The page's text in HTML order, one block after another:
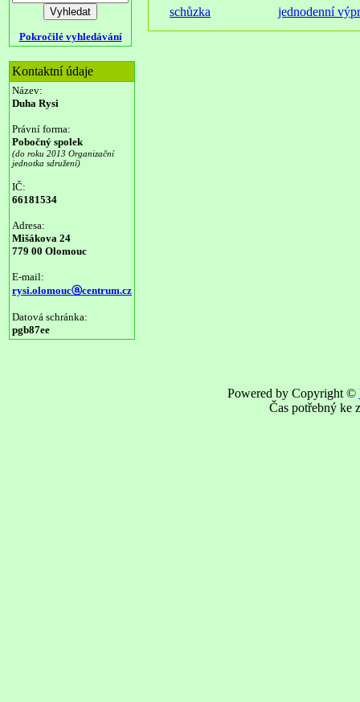
Pokročilé vyhledávání
Kontaktní údaje
Název:
Duha Rysi
Právní forma:
Pobočný spolek
(do roku 2013 Organizační
jednotka sdružení)
IČ:
66181534
Adresa:
Mišákova 24
779 00 Olomouc
E-mail:
rysi.olomoucⓐcentrum.cz
Datová schránka:
pgb87ee
schůzka jednodenní
Powered by Copyright ©
Čas potřebný ke